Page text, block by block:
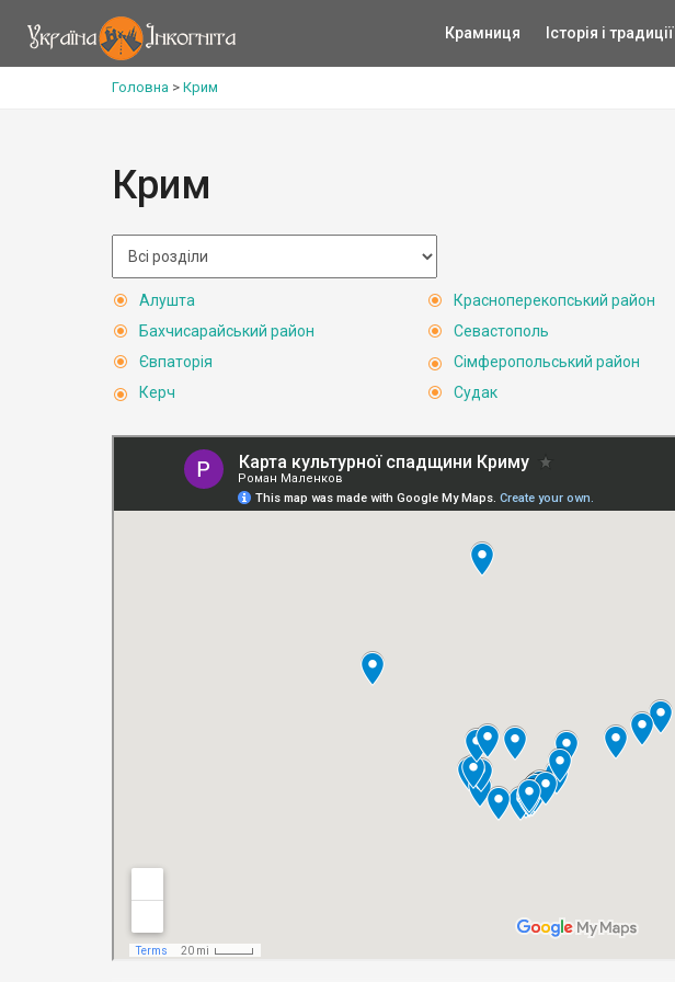
Крамниця Історія і традиції
Головна > Крим
Крим
Алушта
Бахчисарайський район
Євпаторія
Керч
Красноперекопський район
Севастополь
Сімферопольський район
Судак